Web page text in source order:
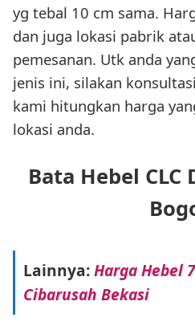
yg tebal 10 cm sama.
dan juga lokasi pabrik
pemesanan. Utk anda
jenis ini, silakan
kami hitungkan harga
lokasi anda.
Bata Hebel
Lainnya:Harga Hebel
Cibarusah Bekasi